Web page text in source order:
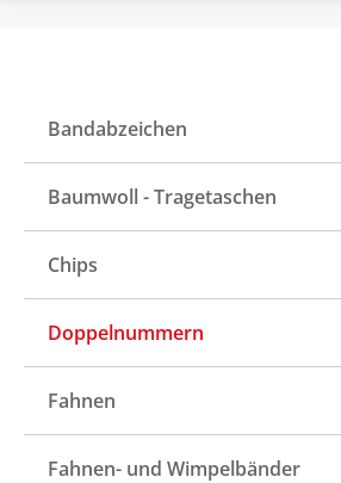
Bandabzeichen
Baumwoll - Tragetaschen
Chips
Doppelnummern
Fahnen
Fahnen- und Wimpelbänder